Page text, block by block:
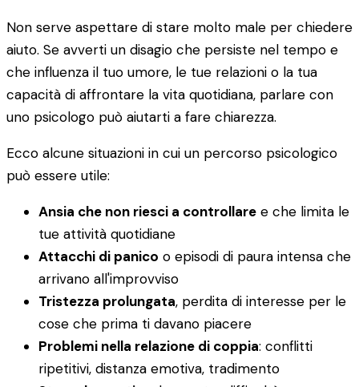
Non serve aspettare di stare molto male per chiedere
aiuto. Se avverti un disagio che persiste nel tempo e
che influenza il tuo umore, le tue relazioni o la tua
capacità di affrontare la vita quotidiana, parlare con
uno psicologo può aiutarti a fare chiarezza.
Ecco alcune situazioni in cui un percorso psicologico
può essere utile:
Ansia che non riesci a controllare e che limita le
tue attività quotidiane
Attacchi di panico o episodi di paura intensa che
arrivano all'improvviso
Tristezza prolungata, perdita di interesse per le
cose che prima ti davano piacere
Problemi nella relazione di coppia: conflitti
ripetitivi, distanza emotiva, tradimento